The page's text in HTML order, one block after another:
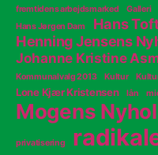
fremtidens arbejdsmarked Galleri
Hans Jørgen Dam
Hans
Henning Jensens
Johanne Kristine
Kommunalvalg 2013 Kultur
Lone Kjær Kristensen lån
Mogens
privatisering